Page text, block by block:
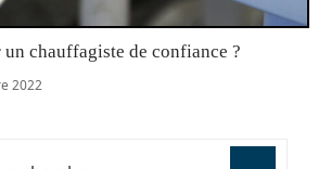
chauffagiste de confiance ?
2022